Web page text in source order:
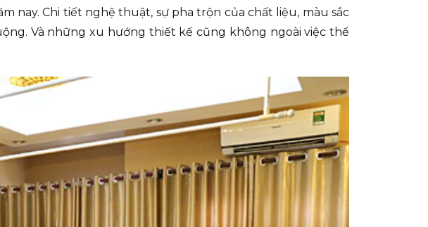
nay. Chi tiết nghệ thuật, sự pha trộn của chất liệu, màu sắc
Và những xu hướng thiết kế cũng không ngoài việc thể